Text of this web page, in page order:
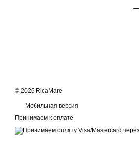
© 2026 RicaMare
Мобильная версия
Принимаем к оплате